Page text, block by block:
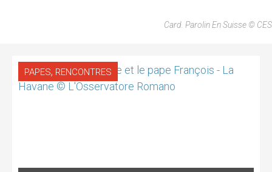
Card. Parolin En Suisse © CES
PAPES, RENCONTRES